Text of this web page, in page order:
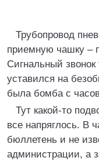
Трубопровод
приемную чашку –
Сигнальный
уставился на
была бомба с
Тут какой-то
все напряглось. В
бюллетень и не
администрации, а